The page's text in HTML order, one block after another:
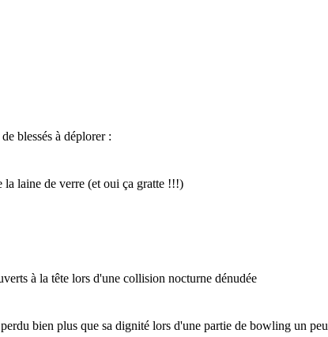
blessés à déplorer :
laine de verre (et oui ça gratte !!!)
à la tête lors d'une collision nocturne dénudée
bien plus que sa dignité lors d'une partie de bowling un peu